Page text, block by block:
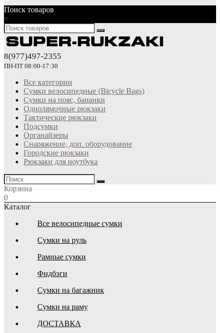
Поиск товаров
×
8(977)497-2355
ПН-ПТ 08:00-17:30
Все категории
Сумки велосипедные (Bicycle Bags)
Сумки на пояс, бананки
Однолямочные рюкзаки
Тактические рюкзаки
Подсумки
Органайзеры
Снаряжение, доп. оборудование
Городские рюкзаки
Рюкзаки для ноутбука
Корзина
0
Каталог
Все велосипедные сумки
Сумки на руль
Рамные сумки
Фидбэги
Сумки на багажник
Сумки на раму
ДОСТАВКА